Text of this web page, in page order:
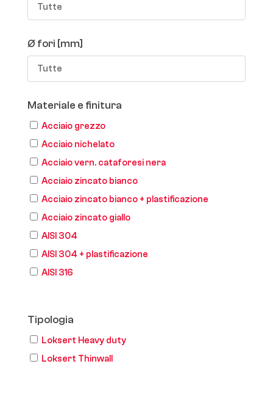
Tutte
Ø fori [mm]
Tutte
Materiale e finitura
Acciaio grezzo
Acciaio nichelato
Acciaio vern. cataforesi nera
Acciaio zincato bianco
Acciaio zincato bianco + plastificazione
Acciaio zincato giallo
AISI 304
AISI 304 + plastificazione
AISI 316
Tipologia
Loksert Heavy duty
Loksert Thinwall